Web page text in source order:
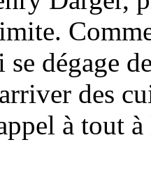
dégage
des
à tout